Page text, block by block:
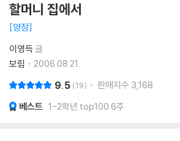
할머니 집에서
양장
이영득 글
보림
2006.08.21.
9.5 19 판매지수 3,168
베스트 1-2학년 top100 6주